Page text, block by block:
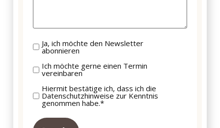
Newsletter
Ja, ich möchte den Newsletter
abonnieren
nieuwsletter
Ich möchte gerne einen Termin
vereinbaren
Sende
Hiermit bestätige ich, dass ich die
Datenschutzhinweise zur Kenntnis
genommen habe.*